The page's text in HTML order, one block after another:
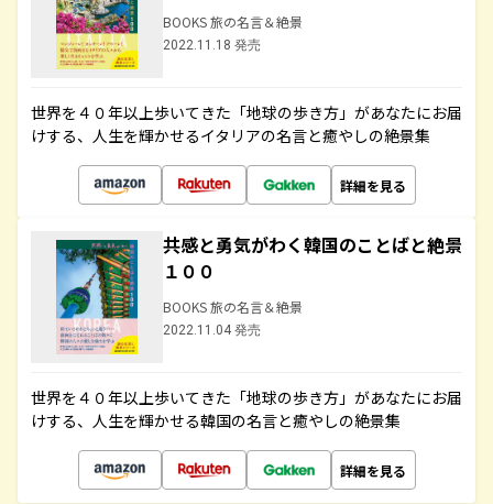
BOOKS 旅の名言＆絶景
2022.11.18 発売
世界を４０年以上歩いてきた「地球の歩き方」があなたにお届
けする、人生を輝かせるイタリアの名言と癒やしの絶景集
詳細を見る
共感と勇気がわく韓国のことばと絶景
１００
BOOKS 旅の名言＆絶景
2022.11.04 発売
世界を４０年以上歩いてきた「地球の歩き方」があなたにお届
けする、人生を輝かせる韓国の名言と癒やしの絶景集
詳細を見る